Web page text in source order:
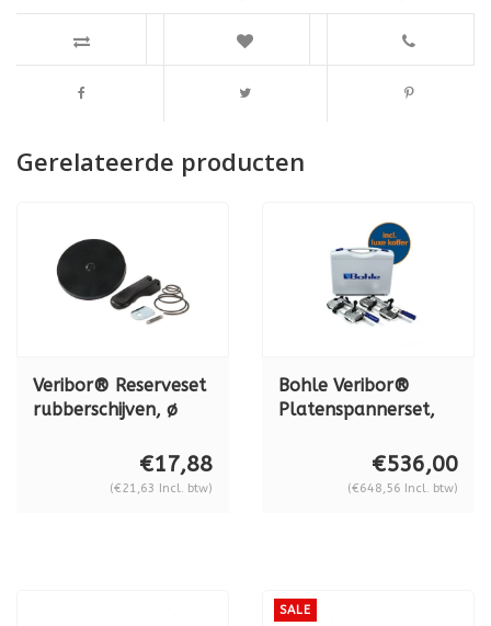
Gerelateerde producten
Veribor® Reserveset
rubberschijven, ø
€17,88
(€21,63 Incl. btw)
Bohle Veribor®
Platenspannerset,
650.35 inclusief€536,00
(€648,56 Incl. btw)
SALE